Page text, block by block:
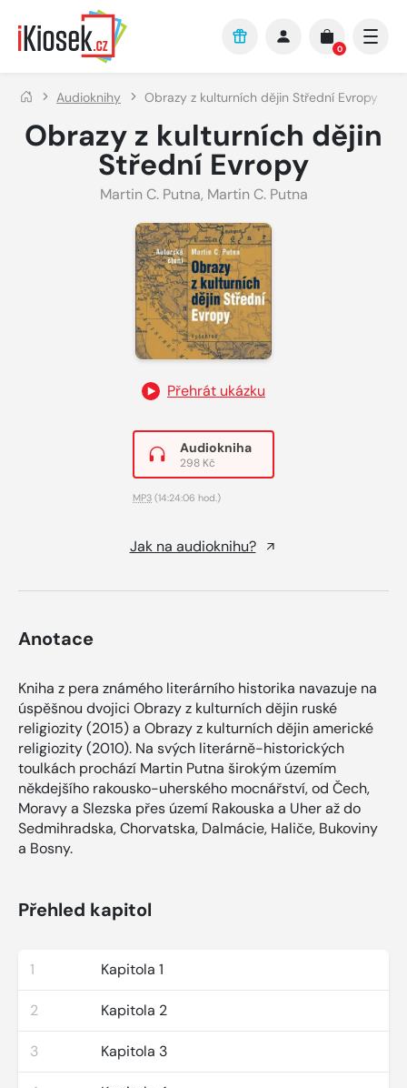
Přejít na hlavní obsah
0
Audioknihy Obrazy z kulturních dějin Střední Evropy
Obrazy z kulturních dějin
Střední Evropy
Martin C. Putna, Martin C. Putna
Přehrát ukázku
Audiokniha
298 Kč
MP3 (14:24:06 hod.)
Jak na audioknihu?
Anotace
Kniha z pera známého literárního historika navazuje na
úspěšnou dvojici Obrazy z kulturních dějin ruské
religiozity (2015) a Obrazy z kulturních dějin americké
religiozity (2010). Na svých literárně-historických
toulkách prochází Martin Putna širokým územím
někdejšího rakousko-uherského mocnářství, od Čech,
Moravy a Slezska přes území Rakouska a Uher až do
Sedmihradska, Chorvatska, Dalmácie, Haliče, Bukoviny
a Bosny.
Přehled kapitol
1 Kapitola 1
2 Kapitola 2
3 Kapitola 3